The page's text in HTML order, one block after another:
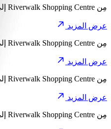
مِن Riverwalk Shopping Centre
عرض المزيد
مِن Riverwalk Shopping Centre
عرض المزيد
مِن Riverwalk Shopping Centre
عرض المزيد
مِن Riverwalk Shopping Centre